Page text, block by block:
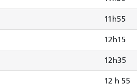
11h55
12h15
12h35
12 h 55